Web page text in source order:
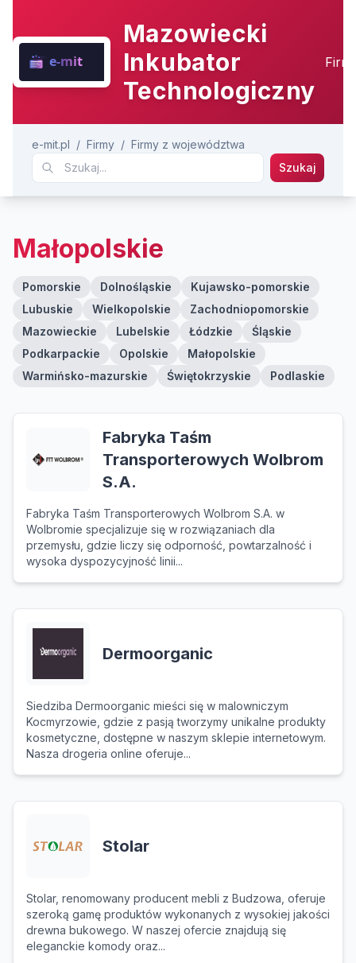
Mazowiecki
Inkubator
Technologiczny
e-mit.pl / Firmy / Firmy z województwa
Szukaj
Małopolskie
Pomorskie Dolnośląskie
Kujawsko-pomorskie
Lubuskie
Wielkopolskie
Zachodniopomorskie
Mazowieckie
Lubelskie Łódzkie
Śląskie
Podkarpackie
Opolskie
Małopolskie
Warmińsko-mazurskie
Świętokrzyskie Podlaskie
Fabryka Taśm
Transporterowych Wolbrom
S.A.
Fabryka Taśm Transporterowych Wolbrom S.A. w
Wolbromie specjalizuje się w rozwiązaniach dla
przemysłu, gdzie liczy się odporność, powtarzalność i
wysoka dyspozycyjność linii...
Dermoorganic
Siedziba Dermoorganic mieści się w malowniczym
Kocmyrzowie, gdzie z pasją tworzymy unikalne produkty
kosmetyczne, dostępne w naszym sklepie internetowym.
Nasza drogeria online oferuje...
Stolar
Stolar, renomowany producent mebli z Budzowa, oferuje
szeroką gamę produktów wykonanych z wysokiej jakości
drewna bukowego. W naszej ofercie znajdują się
eleganckie komody oraz...